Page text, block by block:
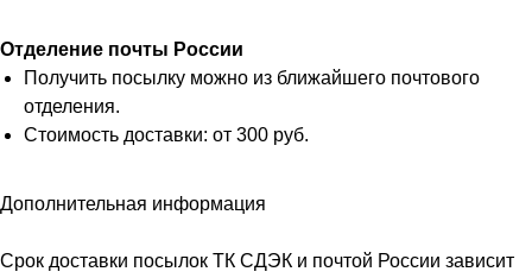
Отделение почты России
Получить посылку можно из ближайшего почтового
отделения.
Стоимость доставки: от 300 руб.
Дополнительная информация
Срок доставки посылок ТК СДЭК и почтой России зависит